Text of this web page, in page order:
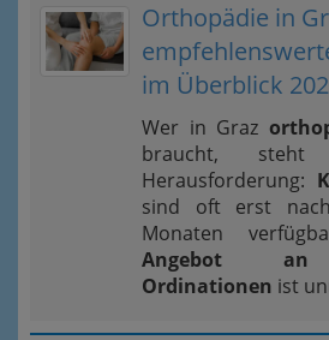
Orthopädie in
im Überblick
Wer in Graz
braucht,
Herausforderung:
sind oft erst
Monaten
Angebot an
Ordinationen ist